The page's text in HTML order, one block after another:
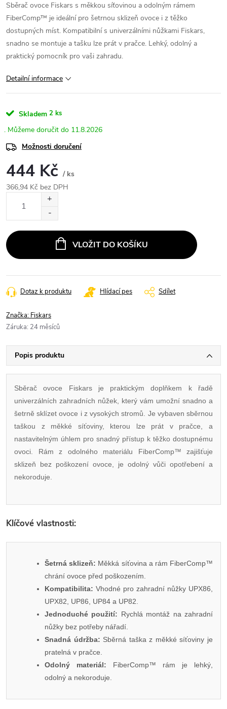
Sběrač ovoce Fiskars s měkkou síťovinou a odolným rámem
FiberComp™ je ideální pro šetrnou sklizeň ovoce i z těžko
dostupných míst. Kompatibilní s univerzálními nůžkami Fiskars,
snadno se montuje a tašku lze prát v pračce. Lehký, odolný a
praktický pomocník pro vaši zahradu.
Detailní informace
Skladem 2 ks
11.8.2026
Možnosti doručení
444 Kč / ks
366,94 Kč bez DPH
VLOŽIT DO KOŠÍKU
Dotaz k produktu Hlídací pes Sdílet
Značka: Fiskars
Záruka: 24 měsíců
Popis produktu
Sběrač ovoce Fiskars je praktickým doplňkem k řadě
univerzálních zahradních nůžek, který vám umožní snadno a
šetrně sklízet ovoce i z vysokých stromů. Je vybaven sběrnou
taškou z měkké síťoviny, kterou lze prát v pračce, a
nastavitelným úhlem pro snadný přístup k těžko dostupnému
ovoci. Rám z odolného materiálu FiberComp™ zajišťuje
sklizeň bez poškození ovoce, je odolný vůči opotřebení a
nekoroduje.
Klíčové vlastnosti:
Šetrná sklizeň: Měkká síťovina a rám FiberComp™
chrání ovoce před poškozením.
Kompatibilita: Vhodné pro zahradní nůžky UPX86,
UPX82, UP86, UP84 a UP82.
Jednoduché použití: Rychlá montáž na zahradní
nůžky bez potřeby nářadí.
Snadná údržba: Sběrná taška z měkké síťoviny je
pratelná v pračce.
Odolný materiál: FiberComp™ rám je lehký,
odolný a nekoroduje.